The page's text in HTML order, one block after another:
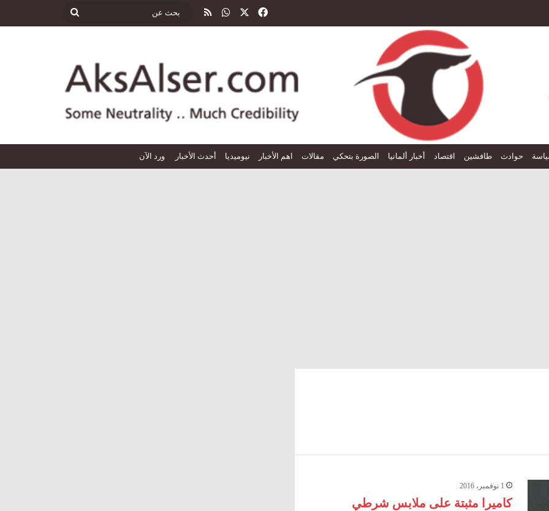
فيسبوك واتسابملخص الموقع RSS بحث
حوادث طافشين اقتصاد أخبار ألمانيا الصورة بتحكي مقالات اهم الأخبار نيوميديا أحدث الأخبار ورد الآن
1 نوفمبر، 2016
كاميرا مثبتة على ملابس شرطي